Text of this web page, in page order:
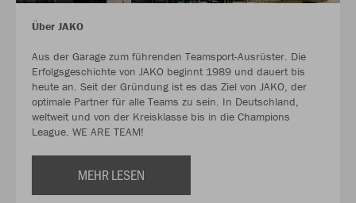
Über JAKO
Aus der Garage zum führenden Teamsport-Ausrüster. Die
Erfolgsgeschichte von JAKO beginnt 1989 und dauert bis
heute an. Seit der Gründung ist es das Ziel von JAKO, der
optimale Partner für alle Teams zu sein. In Deutschland,
weltweit und von der Kreisklasse bis in die Champions
League. WE ARE TEAM!
MEHR LESEN